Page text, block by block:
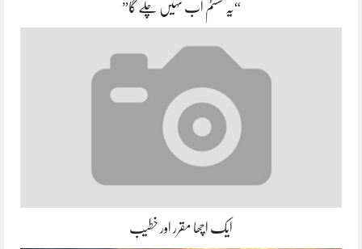
“یہ سسٹم اب نہیں چلے گا”
ایک اچھا مقرر اور خطیب